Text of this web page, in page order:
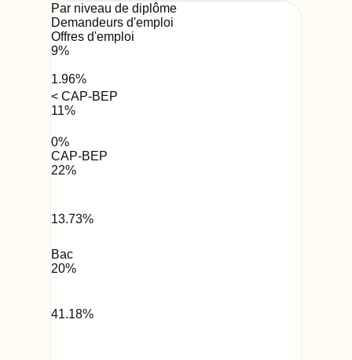
Par niveau de diplôme
Demandeurs d'emploi
Offres d'emploi
9%
1.96%
< CAP-BEP
11%
0%
CAP-BEP
22%
13.73%
Bac
20%
41.18%